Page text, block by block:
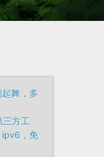
舞，多
三方工
ipv6，免